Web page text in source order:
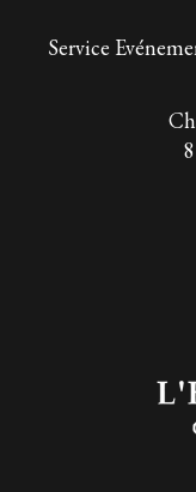
Service